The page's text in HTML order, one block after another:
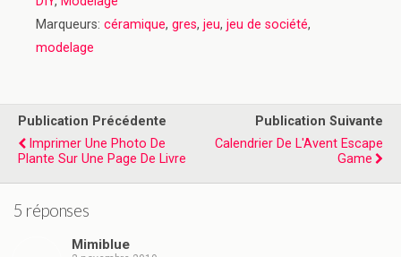
Marqueurs: céramique, gres, jeu, jeu de société,
modelage
Publication Précédente
Imprimer Une Photo De
Plante Sur Une Page De Livre
Publication Suivante
Calendrier De L'Avent Escape
Game
5 réponses
Mimiblue